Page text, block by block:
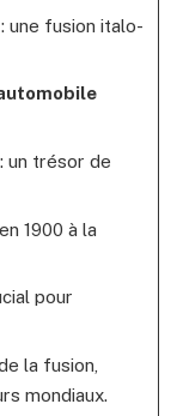
: une fusion italo-
: un trésor de
1900 à la
pour
la fusion,
mondiaux.